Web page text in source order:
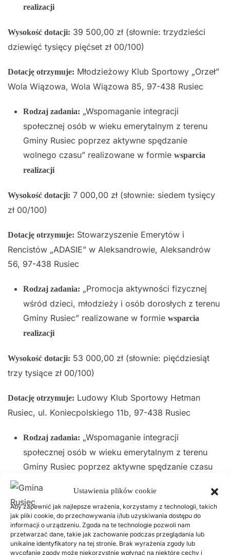
Ustawienia plików cookie
Aby zapewnić jak najlepsze wrażenia, korzystamy z technologii, takich
jak pliki cookie, do przechowywania i/lub uzyskiwania dostępu do
informacji o urządzeniu. Zgoda na te technologie pozwoli nam
przetwarzać dane, takie jak zachowanie podczas przeglądania lub
unikalne identyfikatory na tej stronie. Brak wyrażenia zgody lub
wycofanie zgody może niekorzystnie wpłynąć na niektóre cechy i
realizacji
Wysokość dotacji: 39 500,00 zł (słownie: trzydzieści
dziewięć tysięcy pięćset zł 00/100)
Dotację otrzymuje: Młodzieżowy Klub Sportowy „Orzeł”
Wola Wiązowa, Wola Wiązowa 85, 97-438 Rusiec
Rodzaj zadania: „Wspomaganie integracji
społecznej osób w wieku emerytalnym z terenu
Gminy Rusiec poprzez aktywne spędzanie
wolnego czasu” realizowane w formie wsparcia
realizacji
Wysokość dotacji: 7 000,00 zł (słownie: siedem tysięcy
zł 00/100)
Dotację otrzymuje: Stowarzyszenie Emerytów i
Rencistów „ADASIE” w Aleksandrowie, Aleksandrów
56, 97-438 Rusiec
Rodzaj zadania: „Promocja aktywności fizycznej
wśród dzieci, młodzieży i osób dorosłych z terenu
Gminy Rusiec” realizowane w formie wsparcia
realizacji
Wysokość dotacji: 53 000,00 zł (słownie: pięćdziesiąt
trzy tysiące zł 00/100)
Dotację otrzymuje: Ludowy Klub Sportowy Hetman
Rusiec, ul. Koniecpolskiego 11b, 97-438 Rusiec
Rodzaj zadania: „Wspomaganie integracji
społecznej osób w wieku emerytalnym z terenu
Gminy Rusiec poprzez aktywne spędzanie czasu
Wysokość dotacji:7 000,00 zł (słownie: siedem tysięcy
zł 00/100)
Dotację otrzymuje:Stowarzyszenie Emerytów i